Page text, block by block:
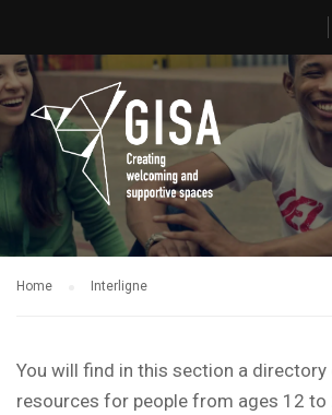
Home Interligne
You will find in this section a directory
resources for people from ages 12 to